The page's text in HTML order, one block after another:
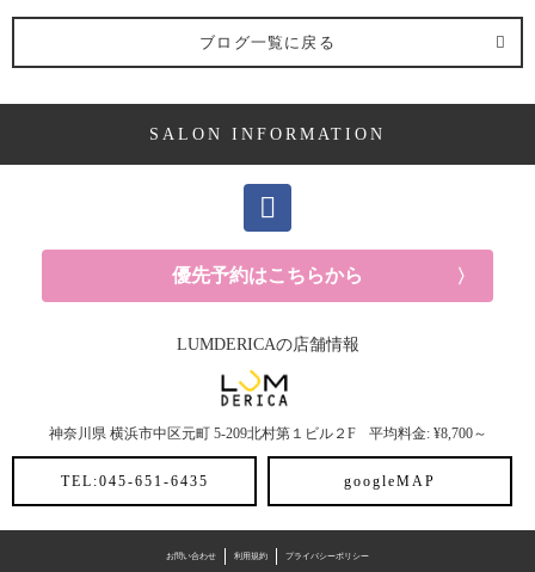
求人 (2記事)
ママ向け (10記事)
30代におすすめメニュー (6記事)
ヘアカラー (3記事)
ブログ一覧に戻る
SALON INFORMATION
優先予約はこちらから
LUMDERICAの店舗情報
神奈川県 横浜市中区元町 5-209北村第１ビル２F 平均料金: ¥8,700～
TEL:045-651-6435 googleMAP
お問い合わせ 利用規約 プライバシーポリシー